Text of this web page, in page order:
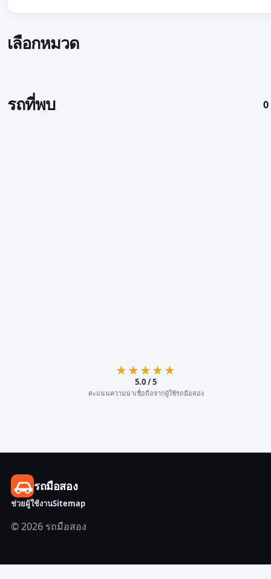
เลือกหมวด
รถที่พบ
★★★★★
5.0 / 5
คะแนนความน่าเชื่อถือจากผู้ใช้รถมือสอง
รถมือสอง
ช่วยผู้ใช้งานSitemap
© 2026 รถมือสอง